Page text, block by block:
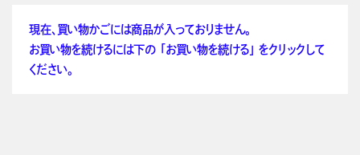
現在、買い物かごには商品が入っておりません。
お買い物を続けるには下の 「お買い物を続ける」 をクリックして
ください。